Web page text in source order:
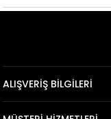
ALIŞVERİŞ BİLGİLERİ